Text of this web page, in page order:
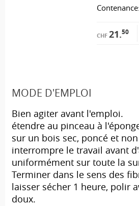
Contenance:
CHF 21.50
MODE D'EMPLOI
Bien agiter avant l'emploi.
étendre au pinceau à
sur un bois sec, poncé et
interrompre le travail avant
uniformément sur toute la
Terminer dans le sens des
laisser sécher 1 heure, polir
doux.